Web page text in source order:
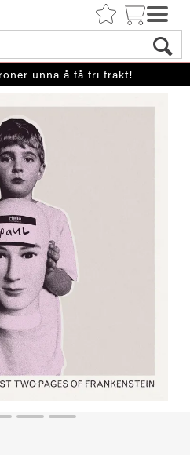
unna å få fri frakt!